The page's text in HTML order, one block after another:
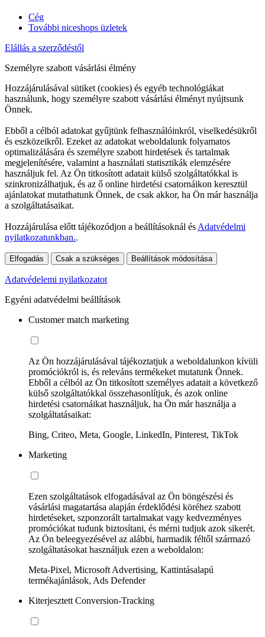
Cég
További niceshops üzletek
Elállás a szerződéstől
Személyre szabott vásárlási élmény
Hozzájárulásával sütiket (cookies) és egyéb technológiákat
használunk, hogy személyre szabott vásárlási élményt nyújtsunk
Önnek.
Ebből a célból adatokat gyűjtünk felhasználóinkról, viselkedésükről
és eszközeikről. Ezeket az adatokat weboldalunk folyamatos
optimalizálására és személyre szabott hirdetések és tartalmak
megjelenítésére, valamint a használati statisztikák elemzésére
használjuk fel. Az Ön titkosított adatait külső szolgáltatókkal is
szinkronizálhatjuk, és az ő online hirdetési csatornáikon keresztül
ajánlatokat mutathatunk Önnek, de csak akkor, ha Ön már használja
a szolgáltatásaikat.
Hozzájárulása előtt tájékozódjon a beállításoknál ésAdatvédelmi
nyilatkozatunkban..
Elfogadás Csak a szükséges Beállítások módosítása
Adatvédelemi nyilatkozatot
Egyéni adatvédelmi beállítások
Customer match marketing
Az Ön hozzájárulásával tájékoztatjuk a weboldalunkon kívüli
promóciókról is, és releváns termékeket mutatunk Önnek.
Ebből a célból az Ön titkosított személyes adatait a következő
külső szolgáltatókkal összehasonlítjuk, és azok online
hirdetési csatornáikat használjuk, ha Ön már használja a
szolgáltatásaikat:
Bing, Criteo, Meta, Google, LinkedIn, Pinterest, TikTok
Marketing
Ezen szolgáltatások elfogadásával az Ön böngészési és
vásárlási magatartása alapján érdeklődési köréhez szabott
hirdetéseket, szponzorált tartalmakat vagy kedvezményes
promóciókat tudunk biztosítani, és mérni tudjuk azok sikerét.
Az Ön beleegyezésével az alábbi, harmadik féltől származó
szolgáltatásokat használjuk ezen a weboldalon:
Meta-Pixel, Microsoft Advertising, Kattintásalapú
termékajánlások, Ads Defender
Kiterjesztett Conversion-Tracking